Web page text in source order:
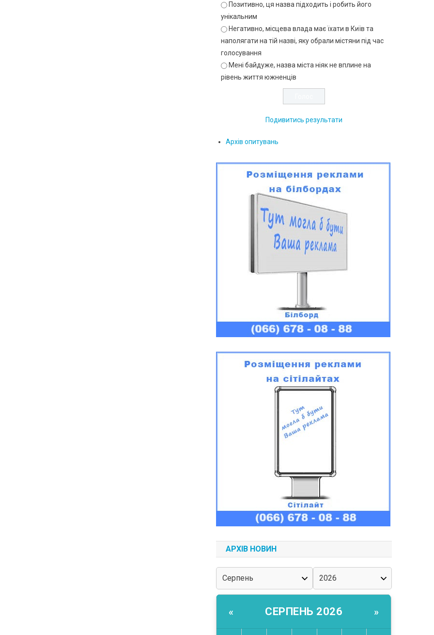
Позитивно, ця назва підходить і робить його
унікальним
Негативно, місцева влада має їхати в Київ та
наполягати на тій назві, яку обрали містяни під час
голосування
Мені байдуже, назва міста ніяк не вплине на
рівень життя южненців
Подивитись результати
Архів опитувань
АРХІВ НОВИН
« СЕРПЕНЬ 2026 »